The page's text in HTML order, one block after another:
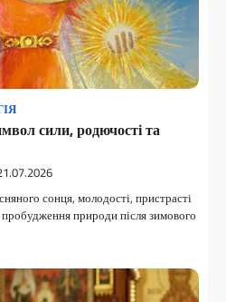
сили, родючості та
сонця, молодості, пристрасті
природи після зимового